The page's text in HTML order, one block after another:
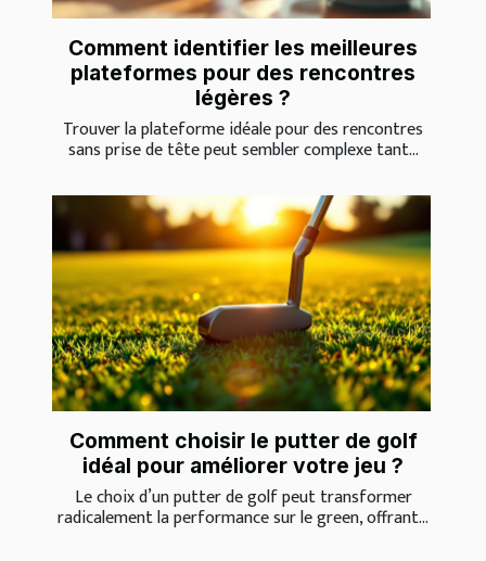
Comment identifier les meilleures
plateformes pour des rencontres
légères ?
Trouver la plateforme idéale pour des rencontres
sans prise de tête peut sembler complexe tant...
Comment choisir le putter de golf
idéal pour améliorer votre jeu ?
Le choix d’un putter de golf peut transformer
radicalement la performance sur le green, offrant...